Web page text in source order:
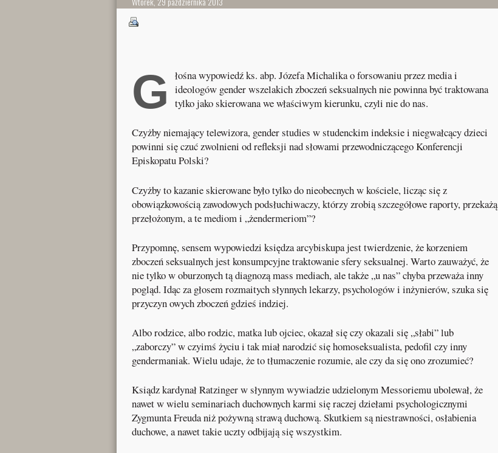
G
łośna wypowiedź ks. abp. Józefa Michalika o forsowaniu przez media i
ideologów gender wszelakich zboczeń seksualnych nie powinna być traktowana
tylko jako skierowana we właściwym kierunku, czyli nie do nas.
Czyżby niemający telewizora, gender studies w studenckim indeksie i niegwałcący dzieci
powinni się czuć zwolnieni od refleksji nad słowami przewodniczącego Konferencji
Episkopatu Polski?
Czyżby to kazanie skierowane było tylko do nieobecnych w kościele, licząc się z
obowiązkowością zawodowych podsłuchiwaczy, którzy zrobią szczegółowe raporty, przekażą
przełożonym, a te mediom i „żendermeriom”?
Przypomnę, sensem wypowiedzi księdza arcybiskupa jest twierdzenie, że korzeniem
zboczeń seksualnych jest konsumpcyjne traktowanie sfery seksualnej. Warto zauważyć, że
nie tylko w oburzonych tą diagnozą mass mediach, ale także „u nas” chyba przeważa inny
pogląd. Idąc za głosem rozmaitych słynnych lekarzy, psychologów i inżynierów, szuka się
przyczyn owych zboczeń gdzieś indziej.
Albo rodzice, albo rodzic, matka lub ojciec, okazał się czy okazali się „słabi” lub
„zaborczy” w czyimś życiu i tak miał narodzić się homoseksualista, pedofil czy inny
gendermaniak. Wielu udaje, że to tłumaczenie rozumie, ale czy da się ono zrozumieć?
Ksiądz kardynał Ratzinger w słynnym wywiadzie udzielonym Messoriemu ubolewał, że
nawet w wielu seminariach duchownych karmi się raczej dziełami psychologicznymi
Zygmunta Freuda niż pożywną strawą duchową. Skutkiem są niestrawności, osłabienia
duchowe, a nawet takie uczty odbijają się wszystkim.